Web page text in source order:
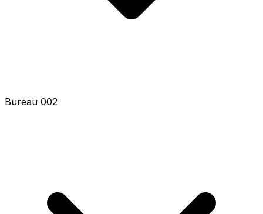
Bureau 002